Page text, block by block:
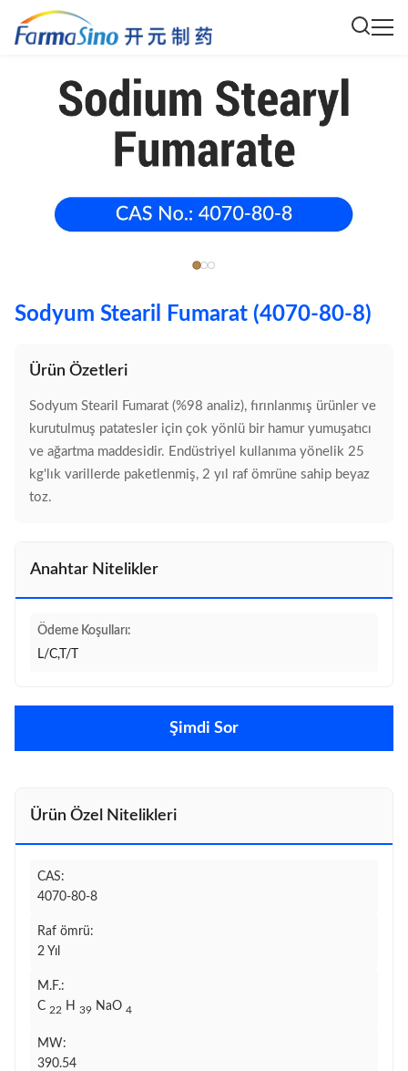
Sodyum Stearil Fumarat (4070-80-8)
Ürün Özetleri
Sodyum Stearil Fumarat (%98 analiz), fırınlanmış ürünler ve
kurutulmuş patatesler için çok yönlü bir hamur yumuşatıcı
ve ağartma maddesidir. Endüstriyel kullanıma yönelik 25
kg'lık varillerde paketlenmiş, 2 yıl raf ömrüne sahip beyaz
toz.
Anahtar Nitelikler
Ödeme Koşulları:
L/C,T/T
Şimdi Sor
Ürün Özel Nitelikleri
CAS:
4070-80-8
Raf ömrü:
2 Yıl
M.F.:
C 22 H 39 NaO 4
MW:
390.54